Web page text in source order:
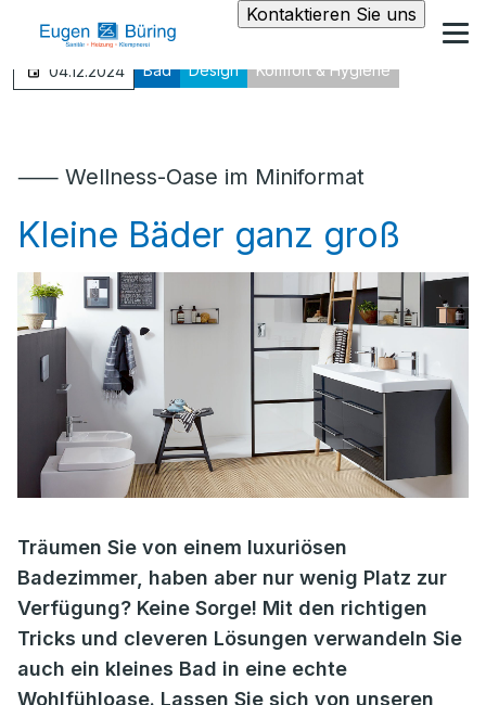
Kontaktieren Sie uns
04.12.2024 Bad Design Komfort & Hygiene
⸺ Wellness-Oase im Miniformat
Kleine Bäder ganz groß
Träumen Sie von einem luxuriösen
Badezimmer, haben aber nur wenig Platz zur
Verfügung? Keine Sorge! Mit den richtigen
Tricks und cleveren Lösungen verwandeln Sie
auch ein kleines Bad in eine echte
Wohlfühloase. Lassen Sie sich von unseren